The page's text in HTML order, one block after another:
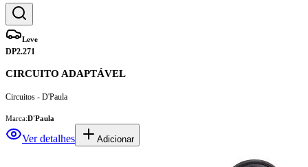
Leve
DP2.271
CIRCUITO ADAPTÁVEL
Circuitos - D'Paula
Marca:D'Paula
Ver detalhes Adicionar